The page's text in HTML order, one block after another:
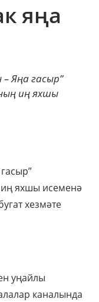
яңа
Яңа гасыр”
иң яхшы
иң яхшы исеменә
хезмәте
уңайлы
каналында